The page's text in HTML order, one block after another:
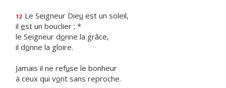
12 Le Seigneur Dieu est un soleil,
il est un bouclier ; *
le Seigneur donne la grâce,
il donne la gloire.
Jamais il ne refuse le bonheur
à ceux qui vont sans reproche.